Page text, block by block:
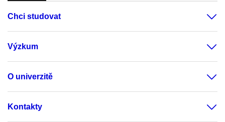
Chci studovat
Výzkum
O univerzitě
Kontakty